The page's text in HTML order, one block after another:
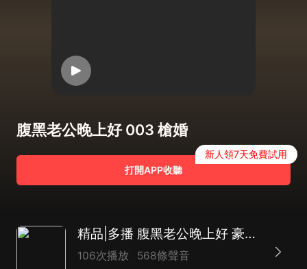
腹黑老公晚上好 003 槍婚
打開APP收聽
新人領7天免費試用
精品|多播 腹黑老公晚上好 豪門|霸總|甜寵|家族恩怨劇
106次播放 568條聲音